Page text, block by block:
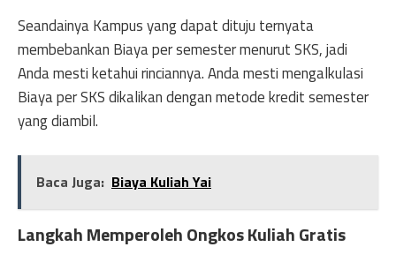
Seandainya Kampus yang dapat dituju ternyata
membebankan Biaya per semester menurut SKS, jadi
Anda mesti ketahui rinciannya. Anda mesti mengalkulasi
Biaya per SKS dikalikan dengan metode kredit semester
yang diambil.
Baca Juga: Biaya Kuliah Yai
Langkah Memperoleh Ongkos Kuliah Gratis